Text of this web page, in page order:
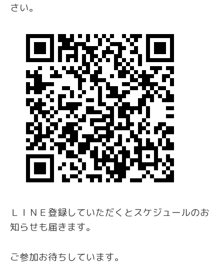
さい。
ＬＩＮＥ登録していただくとスケジュールのお
知らせも届きます。
ご参加お待ちしています。